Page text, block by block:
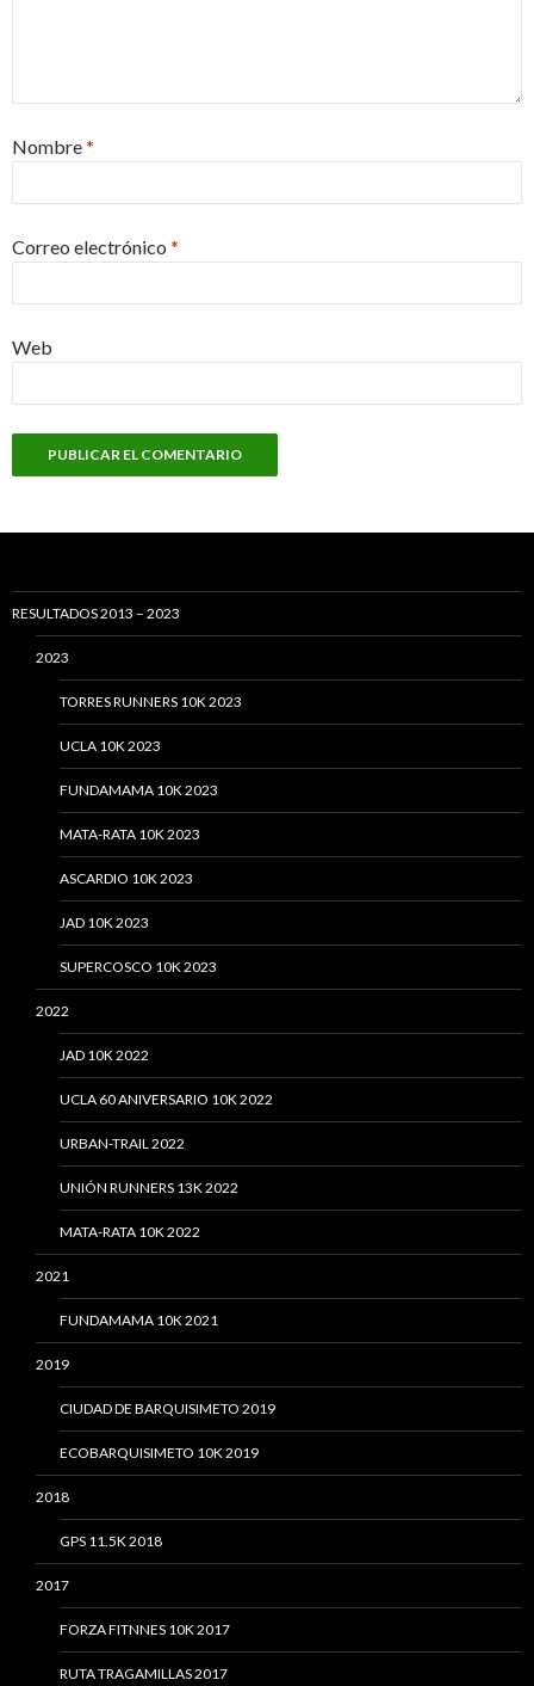
Nombre*
Correo electrónico *
Web
RESULTADOS 2013 – 2023
2023
TORRES RUNNERS 10K 2023
UCLA 10K 2023
FUNDAMAMA 10K 2023
MATA-RATA 10K 2023
ASCARDIO 10K 2023
JAD 10K 2023
SUPERCOSCO 10K 2023
2022
JAD 10K 2022
UCLA 60 ANIVERSARIO 10K 2022
URBAN-TRAIL 2022
UNIÓN RUNNERS 13K 2022
MATA-RATA 10K 2022
2021
FUNDAMAMA 10K 2021
2019
CIUDAD DE BARQUISIMETO 2019
ECOBARQUISIMETO 10K 2019
2018
GPS 11.5K 2018
2017
FORZA FITNNES 10K 2017
RUTA TRAGAMILLAS 2017